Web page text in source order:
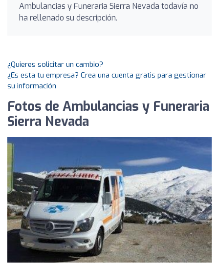
Ambulancias y Funeraria Sierra Nevada todavía no
ha rellenado su descripción.
¿Quieres solicitar un cambio?
¿Es esta tu empresa? Crea una cuenta gratis para gestionar
su información
Fotos de Ambulancias y Funeraria
Sierra Nevada